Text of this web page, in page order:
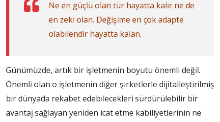
Ne en güçlü olan tür hayatta kalır ne de
en zeki olan. Değişime en çok adapte
olabilendir hayatta kalan.
Günümüzde, artık bir işletmenin boyutu önemli değil.
Önemli olan o işletmenin diğer şirketlerle dijitalleştirilmiş
bir dünyada rekabet edebilecekleri sürdürülebilir bir
avantaj sağlayan yeniden icat etme kabiliyetlerinin ne